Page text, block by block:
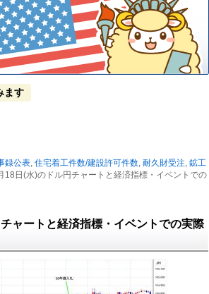
ます
録公表, 住宅着工件数/建設許可件数, 耐久財受注, 鉱工
18日(水)のドル円チャートと経済指標・イベントでの
ャートと経済指標・イベントでの実際